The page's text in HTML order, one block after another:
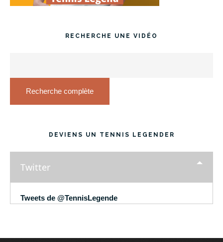
RECHERCHE UNE VIDÉO
Recherche complète
DEVIENS UN TENNIS LEGENDER
Twitter
Tweets de @TennisLegende